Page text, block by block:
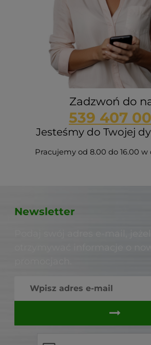
Zadzwoń do
539 407
Jesteśmy do Twojej
Pracujemy od 8.00 do 16.00 w
Newsletter